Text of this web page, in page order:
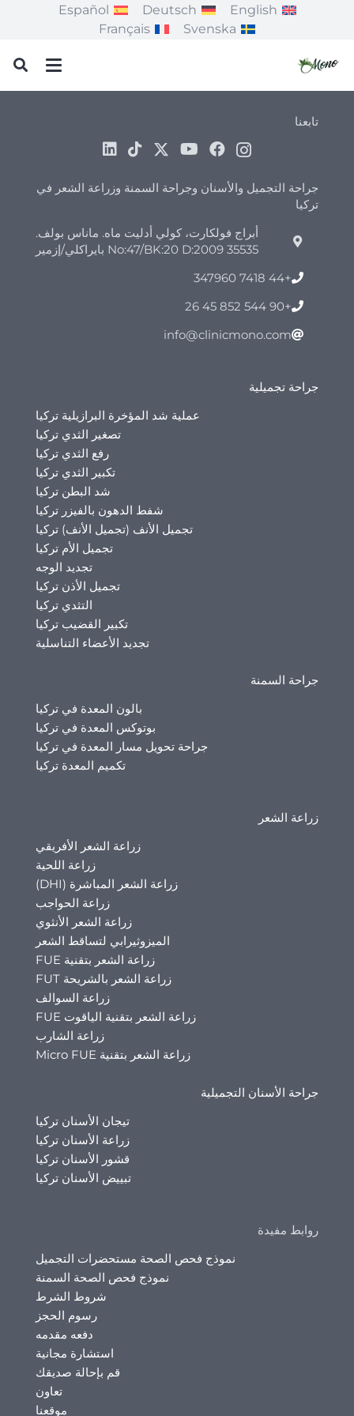
English
Deutsch
Español
Svenska
Français
تابعنا
جراحة التجميل والأسنان وجراحة السمنة وزراعة الشعر في
تركيا
أبراج فولكارت، كولي أدليت ماه. ماناس بولف.
No:47/BK:20 D:2009 35535 بايراكلي/إزمير
+44 7418 347960
+90 544 852 45 26
info@clinicmono.com
جراحة تجميلية
عملية شد المؤخرة البرازيلية تركيا
تصغير الثدي تركيا
رفع الثدي تركيا
تكبير الثدي تركيا
شد البطن تركيا
شفط الدهون بالفيزر تركيا
تجميل الأنف (تجميل الأنف) تركيا
تجميل الأم تركيا
تجديد الوجه
تجميل الأذن تركيا
التثدي تركيا
تكبير القضيب تركيا
تجديد الأعضاء التناسلية
جراحة السمنة
بالون المعدة في تركيا
بوتوكس المعدة في تركيا
جراحة تحويل مسار المعدة في تركيا
تكميم المعدة تركيا
زراعة الشعر
زراعة الشعر الأفريقي
زراعة اللحية
زراعة الشعر المباشرة (DHI)
زراعة الحواجب
زراعة الشعر الأنثوي
الميزوثيرابي لتساقط الشعر
زراعة الشعر بتقنية FUE
زراعة الشعر بالشريحة FUT
زراعة السوالف
زراعة الشعر بتقنية الياقوت FUE
زراعة الشارب
زراعة الشعر بتقنية Micro FUE
جراحة الأسنان التجميلية
تيجان الأسنان تركيا
زراعة الأسنان تركيا
قشور الأسنان تركيا
تبييض الأسنان تركيا
روابط مفيدة
نموذج فحص الصحة مستحضرات التجميل
نموذج فحص الصحة السمنة
شروط الشرط
رسوم الحجز
دفعه مقدمه
استشارة مجانية
قم بإحالة صديقك
تعاون
موقعنا